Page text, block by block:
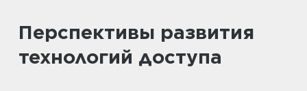
Перспективы развития
технологий доступа